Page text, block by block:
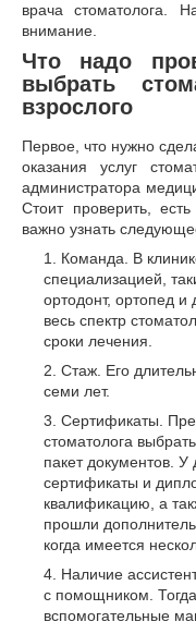
врача стоматолога.
внимание.
Что надо
выбрать
взрослого
Первое, что нужно
оказания услуг
администратора
Стоит проверить,
важно узнать
Команда. В
специализацией,
ортодонт, ортопед и
весь спектр
сроки лечения.
Стаж. Его
семи лет.
Сертификаты.
стоматолога
пакет документов.
сертификаты и
квалификацию, а
прошли
когда имеется
Наличие
с помощником.
вспомогательные